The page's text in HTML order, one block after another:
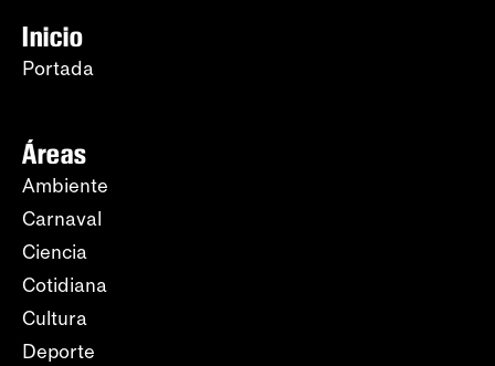
Inicio
Portada
Áreas
Ambiente
Carnaval
Ciencia
Cotidiana
Cultura
Deporte